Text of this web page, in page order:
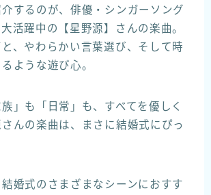
するのが、俳優・シンガーソング
活躍中の【星野源】さんの楽曲。
、やわらかい言葉選び、そして時
ような遊び心。
族」も「日常」も、すべてを優しく
んの楽曲は、まさに結婚式にぴっ
婚式のさまざまなシーンにおすす